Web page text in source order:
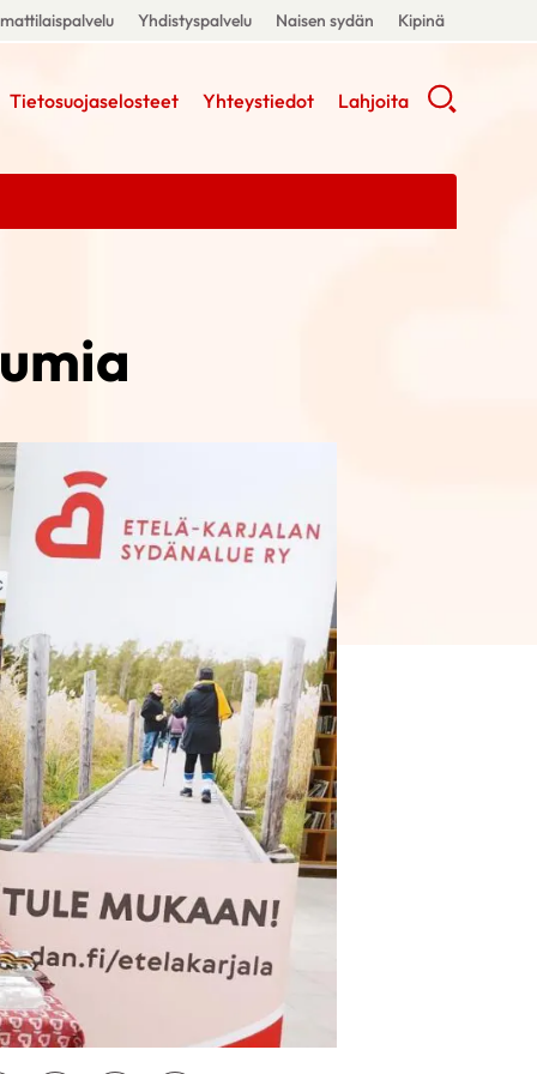
Yhdistyspalvelu Naisen sydän Kipinä
Tietosuojaselosteet Yhteystiedot Lahjoita